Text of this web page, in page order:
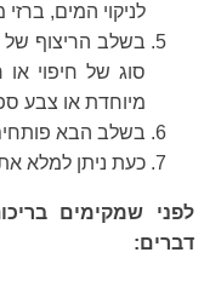
לניקוי המים, ברזי
בשלב הריצוף של
סוג של חיפוי או
מיוחדת או צבע
בשלב הבא
כעת ניתן למלא
לפני שמקימים
דברים: